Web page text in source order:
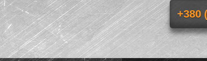
+380